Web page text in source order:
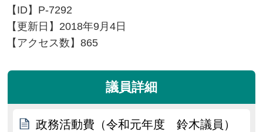
【ID】 P-7292
【更新日】 2018年9月4日
【アクセス数】865
議員詳細
政務活動費（令和元年度 鈴木議員）